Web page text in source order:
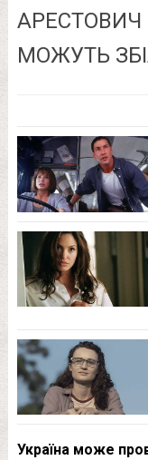
АРЕСТОВИЧ
МОЖУТЬ
Україна може